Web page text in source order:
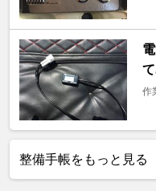
作
整備手帳をもっと見る